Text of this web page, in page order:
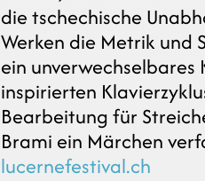
die tschechische
Werken die Metrik und
ein
inspirierten
Bearbeitung für
Brami ein Märchen
lucernefestival.ch